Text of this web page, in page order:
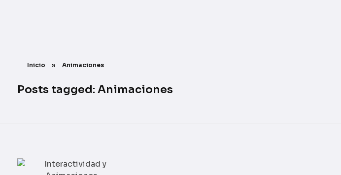
Inicio » Animaciones
Posts tagged: Animaciones